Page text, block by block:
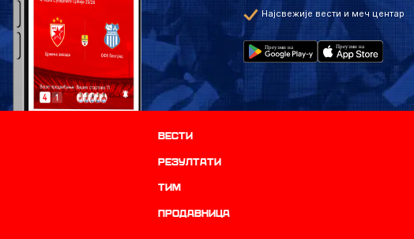
Најсвежије вести и меч центар
Вести
резултати
ТИМ
продавница